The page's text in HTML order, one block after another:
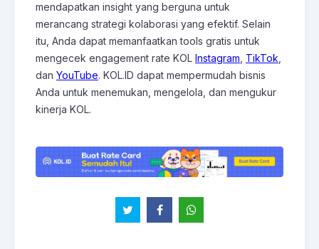
mendapatkan insight yang berguna untuk
merancang strategi kolaborasi yang efektif. Selain
itu, Anda dapat memanfaatkan tools gratis untuk
mengecek engagement rate KOL Instagram TikTok
dan YouTube. KOL.ID dapat mempermudah bisnis
Anda untuk menemukan, mengelola, dan mengukur
kinerja KOL.